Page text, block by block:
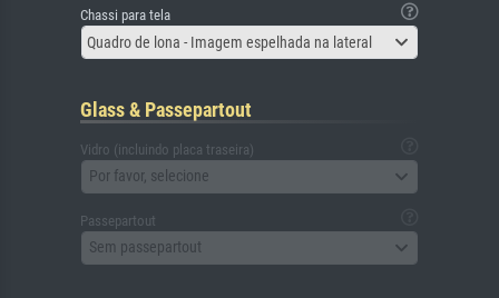
Chassi para tela
Quadro de lona - Imagem espelhada na lateral
Glass & Passepartout
Vidro (incluindo placa traseira)
Por favor, selecione
Passepartout
Sem passepartout